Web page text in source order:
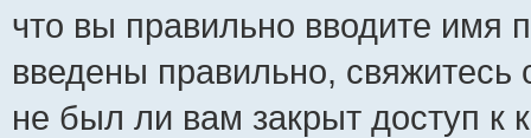
что вы правильно вводите имя
введены правильно,
не был ли вам закрыт доступ к